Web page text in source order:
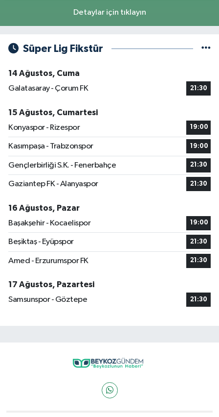
Detaylar için tıklayın
Süper Lig Fikstür
14 Ağustos, Cuma
Galatasaray - Çorum FK
21:30
15 Ağustos, Cumartesi
Konyaspor - Rizespor
19:00
Kasımpaşa - Trabzonspor 19:00
Gençlerbirliği S.K. - Fenerbahçe 21:30
Gaziantep FK - Alanyaspor 21:30
16 Ağustos, Pazar
Başakşehir - Kocaelispor
19:00
Beşiktaş - Eyüpspor 21:30
Amed - Erzurumspor FK 21:30
17 Ağustos, Pazartesi
Samsunspor - Göztepe
21:30